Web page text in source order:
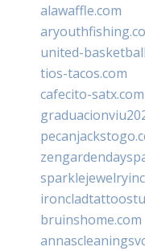
alawaffle.com
united-
tios-tacos.com
cafecito-satx.com
bruinshome.com